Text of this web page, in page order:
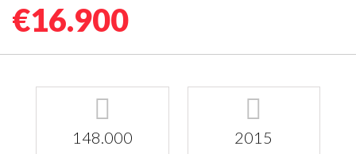
€16.900
148.000 2015